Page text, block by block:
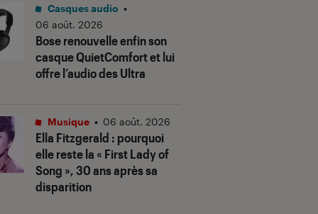
Bose renouvelle enfin son
casque QuietComfort et lui
offre l’audio des Ultra
Casques audio •
06 août. 2026
Ella Fitzgerald : pourquoi
elle reste la « First Lady of
Song », 30 ans après sa
disparition
Musique • 06 août. 2026